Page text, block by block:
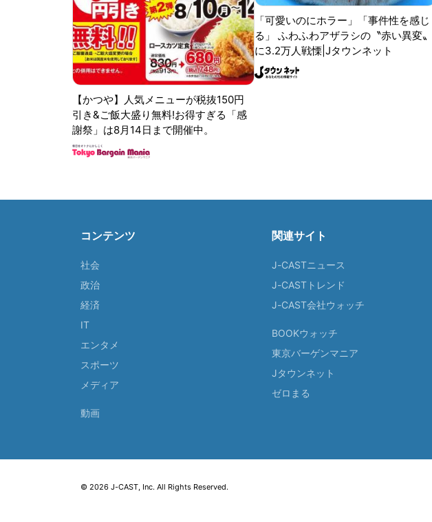
【かつや】人気メニューが税抜150円
引き&ご飯大盛り無料!お得すぎる「感
謝祭」は8月14日まで開催中。
「可愛いのにホラー」「事件性を感じ
る」 ふわふわアザラシの〝赤い異変〟
に3.2万人戦慄|Jタウンネット
コンテンツ
社会
政治
経済
IT
エンタメ
スポーツ
メディア
動画
関連サイト
J-CASTニュース
J-CASTトレンド
J-CAST会社ウォッチ
BOOKウォッチ
東京バーゲンマニア
Jタウンネット
ゼロまる
© 2026 J-CAST, Inc. All Rights Reserved.